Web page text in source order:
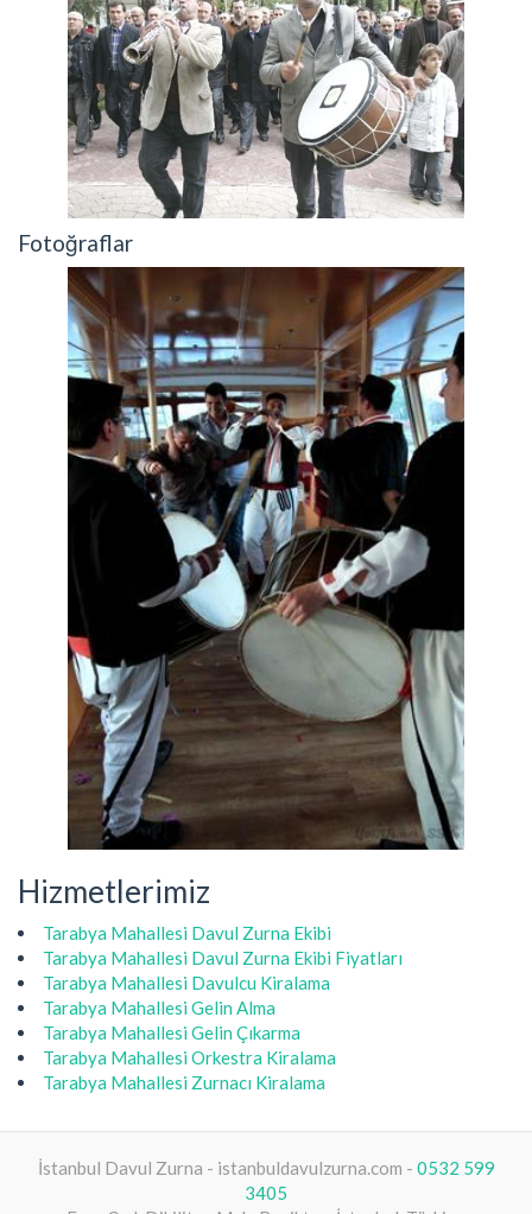
Fotoğraflar
Hizmetlerimiz
Tarabya Mahallesi Davul Zurna Ekibi
Tarabya Mahallesi Davul Zurna Ekibi Fiyatları
Tarabya Mahallesi Davulcu Kiralama
Tarabya Mahallesi Gelin Alma
Tarabya Mahallesi Gelin Çıkarma
Tarabya Mahallesi Orkestra Kiralama
Tarabya Mahallesi Zurnacı Kiralama
İstanbul Davul Zurna - istanbuldavulzurna.com - 0532 599
3405